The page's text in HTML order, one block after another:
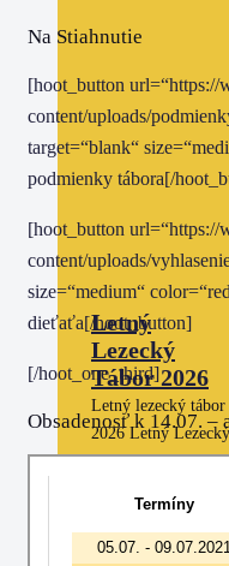
Letný
Lezecký
Tábor 2026
Letný lezecký tábor
2026 Letný Lezecký
tábor je zameraný
outdoorové aktivity
spojené…
Na Stiahnutie
[hoot_button
content/uploads/
target=“blank“
podmienky tábora[/
[hoot_button
content/uploads/
size=“medium“
dieťaťa[/hoot_button]
[/hoot_one_third]
Obsadenosť k 14.07. –